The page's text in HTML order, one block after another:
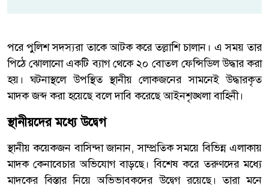
পরে পুলিশ সদস্যরা তাকে আটক করে তল্লাশি চালান। এ সময় তার
পিঠে ঝোলানো একটি ব্যাগ থেকে ২০ বোতল ফেন্সিডিল উদ্ধার করা
হয়। ঘটনাস্থলে উপস্থিত স্থানীয় লোকজনের সামনেই উদ্ধারকৃত
মাদক জব্দ করা হয়েছে বলে দাবি করেছে আইনশৃঙ্খলা বাহিনী।
স্থানীয়দের মধ্যে উদ্বেগ
স্থানীয় কয়েকজন বাসিন্দা জানান, সাম্প্রতিক সময়ে বিভিন্ন এলাকায়
মাদক কেনাবেচার অভিযোগ বাড়ছে। বিশেষ করে তরুণদের মধ্যে
মাদকের বিস্তার নিয়ে অভিভাবকদের উদ্বেগ রয়েছে। তারা মনে